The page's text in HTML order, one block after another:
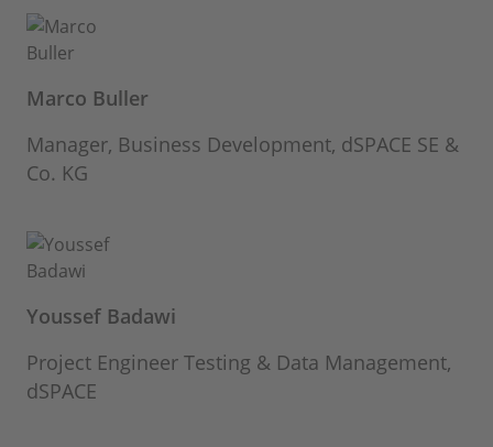
Marco Buller
Manager, Business Development, dSPACE SE &
Co. KG
Youssef Badawi
Project Engineer Testing & Data Management,
dSPACE